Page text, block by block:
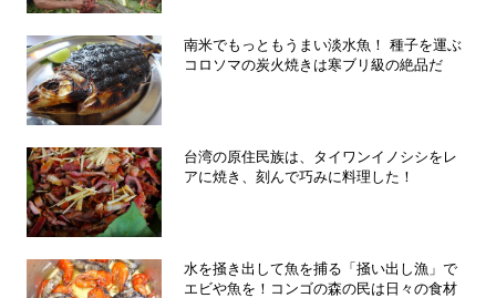
南米でもっともうまい淡水魚！ 種子を運ぶ
コロソマの炭火焼きは寒ブリ級の絶品だ
台湾の原住民族は、タイワンイノシシをレ
アに焼き、刻んで巧みに料理した！
水を掻き出して魚を捕る「掻い出し漁」で
エビや魚を！コンゴの森の民は日々の食材